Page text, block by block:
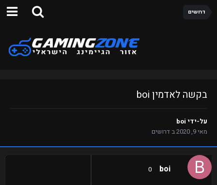
דרושים
בקשה לאדמין boi
על-ידי boi
מאי 9, 2020
בדרושים
boi
0